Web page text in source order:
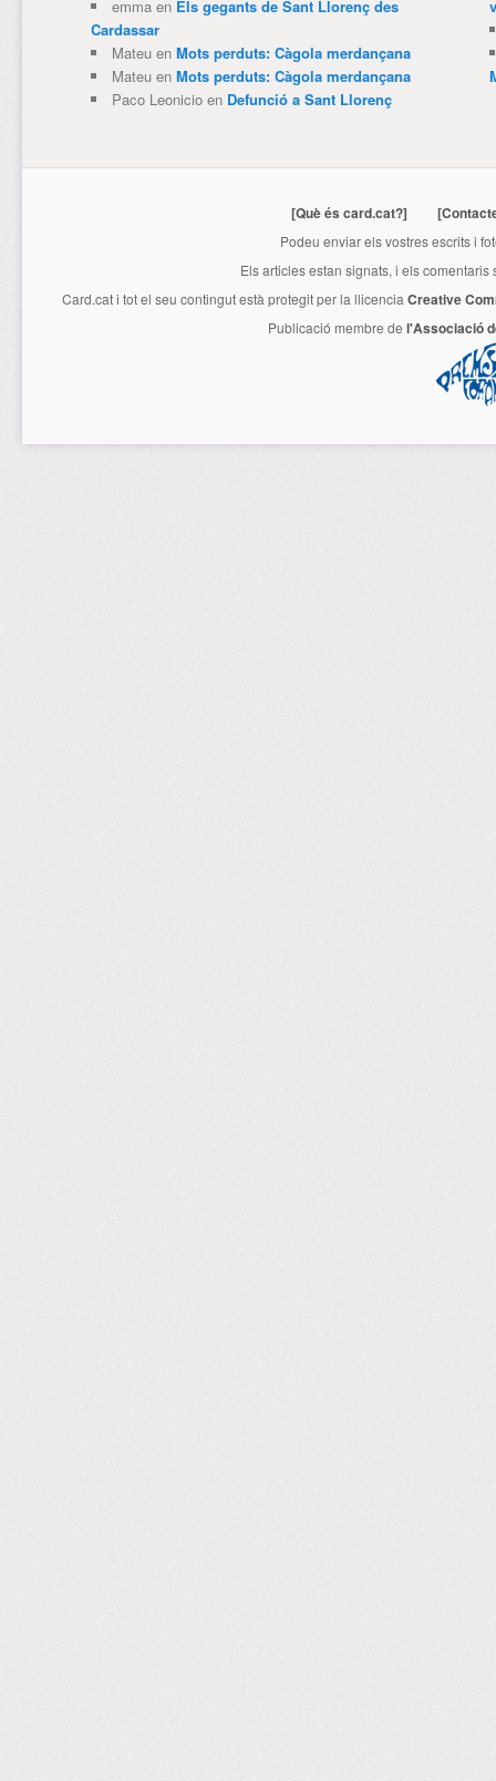
emmaen Els gegants de Sant Llorenç des
Cardassar
Mateuen Mots perduts: Càgola merdançana
Mateuen Mots perduts: Càgola merdançana
Paco Leonicioen Defunció a Sant Llorenç
[Què és card.cat?]
Podeu enviar els vostres escrits i
Els articles estan signats, i els
Card.cati tot el seu contingut està protegit per la llicencia Creative
Publicació membre de l'Associació